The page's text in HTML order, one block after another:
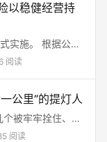
以稳健经营持
实施。 根据公司
约31. 20亿股为
累计现金分红达
提升，持续以真
阅读
公里”的提灯人
被牢牢拴住、寸
话，压在无数中
阅读